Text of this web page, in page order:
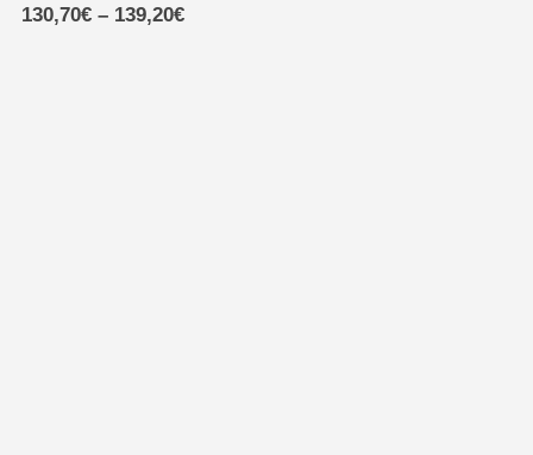
0out of 5
130,70€ – 139,20€